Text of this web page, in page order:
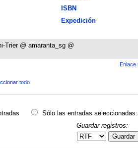
ISBN
Expedición
Trier @ amaranta_sg @
Enlace
todo
Sólo las entradas seleccionadas:
Guardar registros:
Guardar